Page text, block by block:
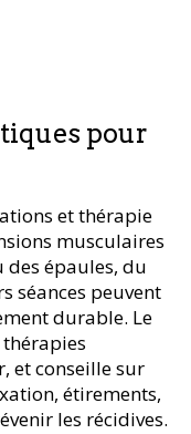
pour
et thérapie
musculaires
épaules, du
séances peuvent
durable. Le
et conseille sur
étirements,
les récidives.